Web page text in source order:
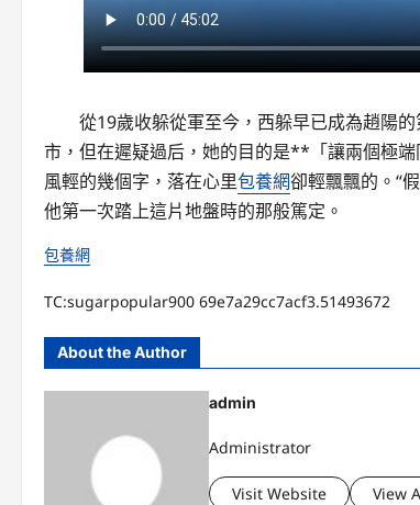
從19歲收躲從軍至今，西躲早已成為趙陽
市，但在遲疑過后，她的目的是**「讓兩個極
風輕的幾個字，落在心里包養網卻輕飄飄的。“
他第一次踏上這片地盤時的那般篤定。
包養網
TC:sugarpopular900 69e7a29cc7acf3.51493672
About the Author
admin
Administrator
Visit Website View